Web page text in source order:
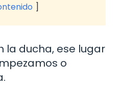
la ducha, ese lugar
o